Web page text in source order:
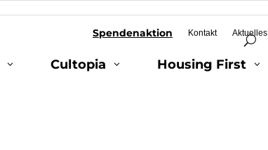
Spendenaktion Kontakt Aktuelles
3 Cultopia 3 Housing First 3